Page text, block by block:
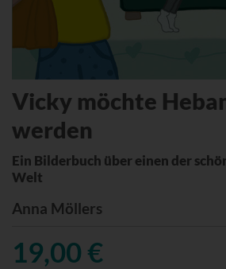
Vicky möchte
werden
Ein Bilderbuch über einen der
Welt
Anna Möllers
19,00 €